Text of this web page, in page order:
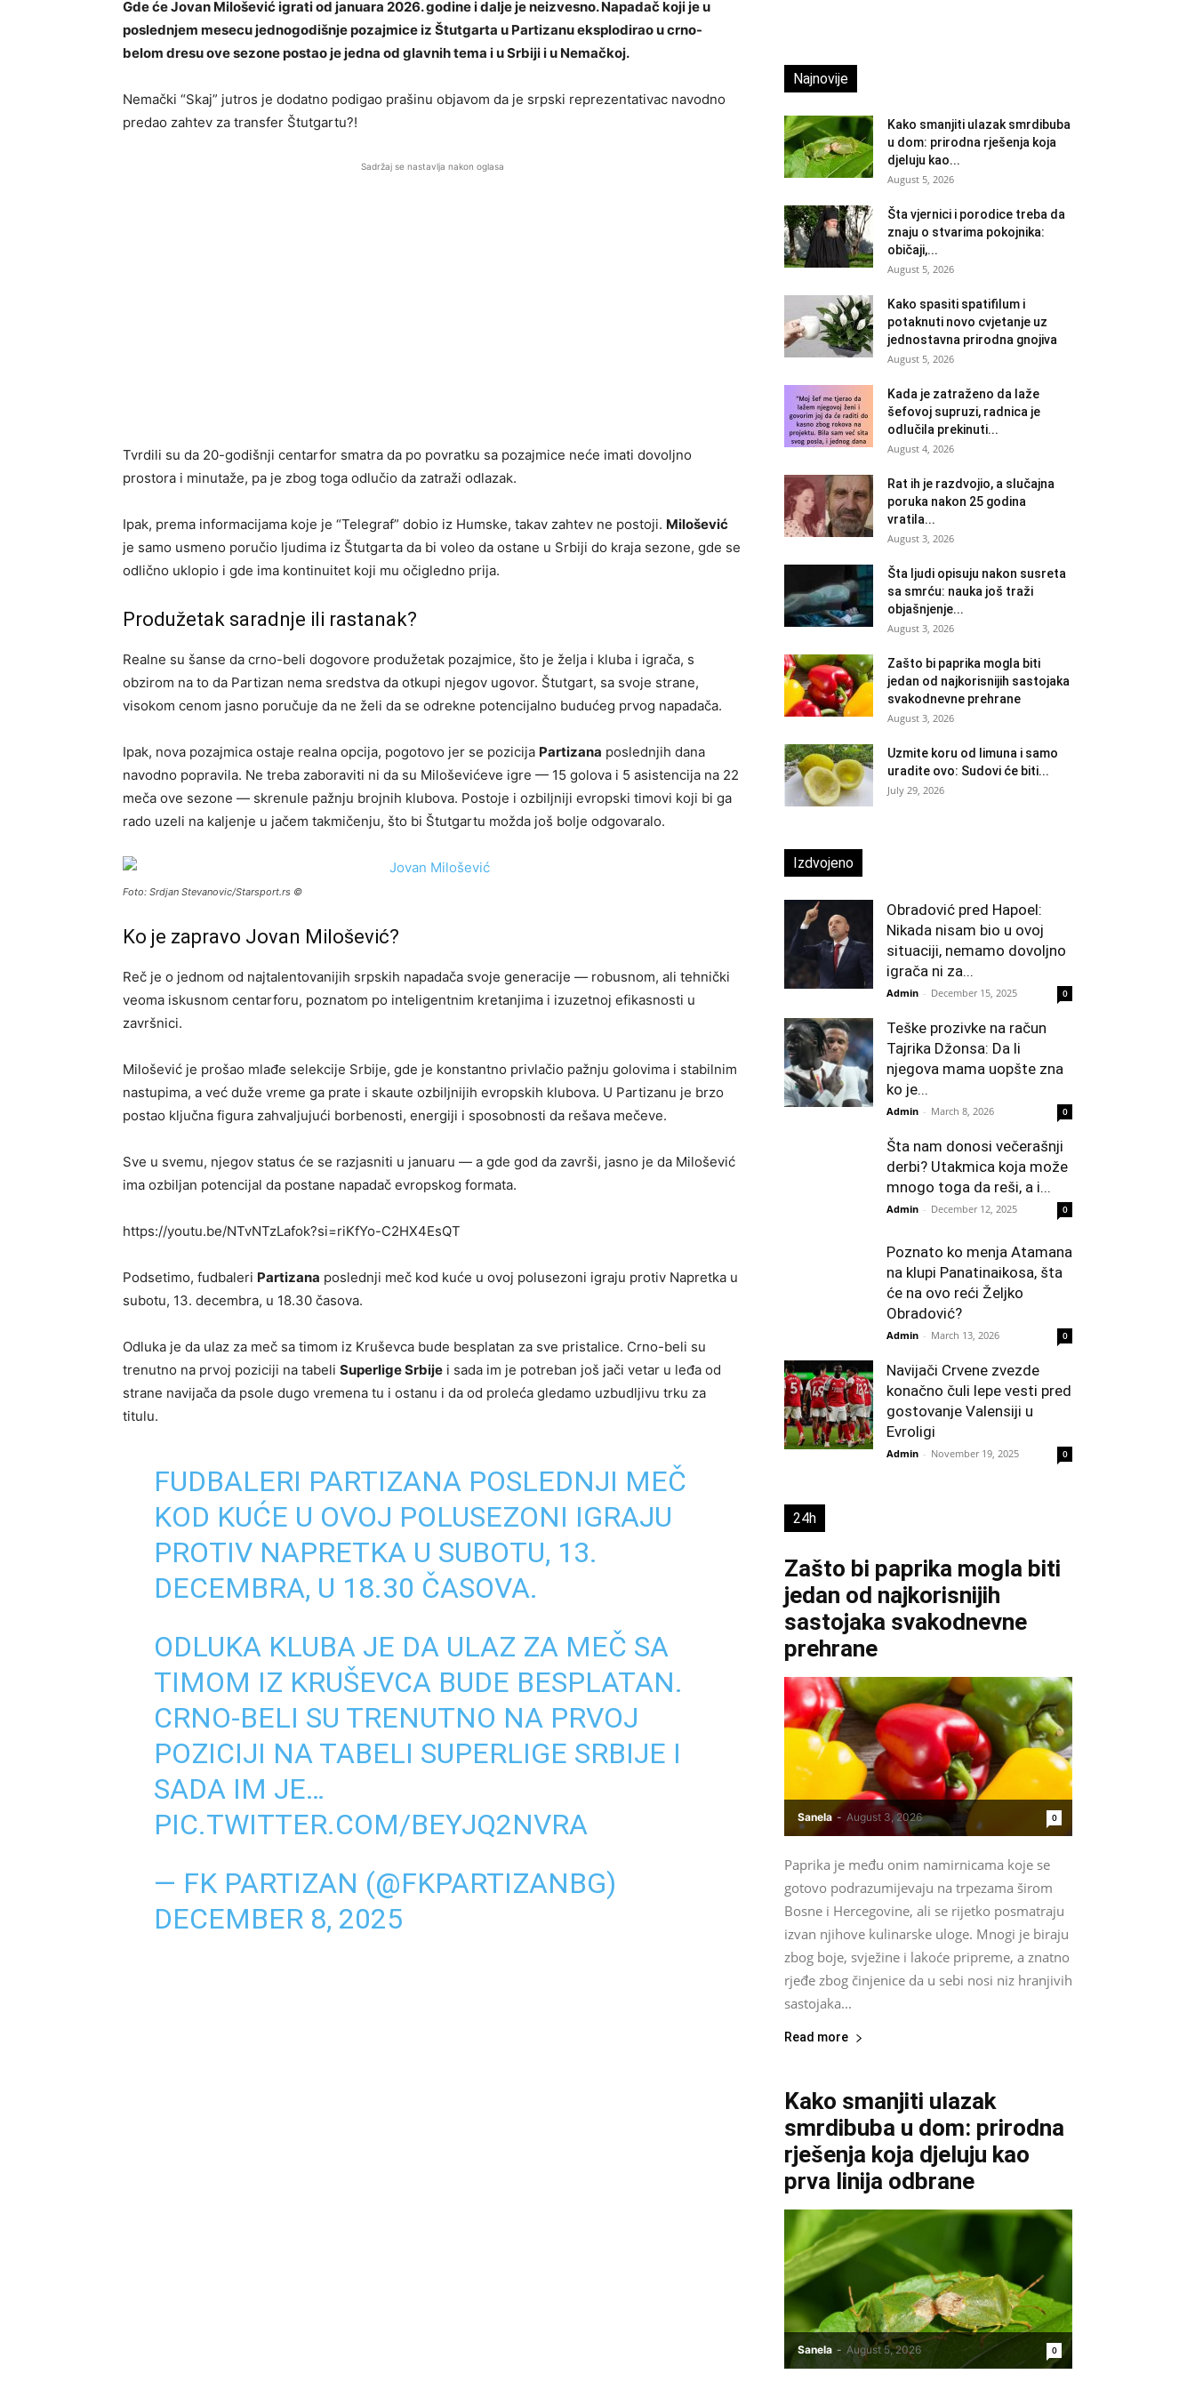
Gde će Jovan Milošević igrati od januara 2026. godine i dalje je neizvesno. Napadač koji je u
poslednjem mesecu jednogodišnje pozajmice iz Štutgarta u Partizanu eksplodirao u crno-
belom dresu ove sezone postao je jedna od glavnih tema i u Srbiji i u Nemačkoj.
Nemački “Skaj” jutros je dodatno podigao prašinu objavom da je srpski reprezentativac navodno
predao zahtev za transfer Štutgartu?!
Sadržaj se nastavlja nakon oglasa
Tvrdili su da 20-godišnji centarfor smatra da po povratku sa pozajmice neće imati dovoljno
prostora i minutaže, pa je zbog toga odlučio da zatraži odlazak.
Ipak, prema informacijama koje je “Telegraf” dobio iz Humske, takav zahtev ne postoji. Milošević
je samo usmeno poručio ljudima iz Štutgarta da bi voleo da ostane u Srbiji do kraja sezone, gde se
odlično uklopio i gde ima kontinuitet koji mu očigledno prija.
Produžetak saradnje ili rastanak?
Realne su šanse da crno-beli dogovore produžetak pozajmice, što je želja i kluba i igrača, s
obzirom na to da Partizan nema sredstva da otkupi njegov ugovor. Štutgart, sa svoje strane,
visokom cenom jasno poručuje da ne želi da se odrekne potencijalno budućeg prvog napadača.
Ipak, nova pozajmica ostaje realna opcija, pogotovo jer se pozicija Partizana poslednjih dana
navodno popravila. Ne treba zaboraviti ni da su Miloševićeve igre — 15 golova i 5 asistencija na 22
meča ove sezone — skrenule pažnju brojnih klubova. Postoje i ozbiljniji evropski timovi koji bi ga
rado uzeli na kaljenje u jačem takmičenju, što bi Štutgartu možda još bolje odgovaralo.
Foto: Srdjan Stevanovic/Starsport.rs ©
Ko je zapravo Jovan Milošević?
Reč je o jednom od najtalentovanijih srpskih napadača svoje generacije — robusnom, ali tehnički
veoma iskusnom centarforu, poznatom po inteligentnim kretanjima i izuzetnoj efikasnosti u
završnici.
Milošević je prošao mlađe selekcije Srbije, gde je konstantno privlačio pažnju golovima i stabilnim
nastupima, a već duže vreme ga prate i skaute ozbiljnijih evropskih klubova. U Partizanu je brzo
postao ključna figura zahvaljujući borbenosti, energiji i sposobnosti da rešava mečeve.
Sve u svemu, njegov status će se razjasniti u januaru — a gde god da završi, jasno je da Milošević
ima ozbiljan potencijal da postane napadač evropskog formata.
https://youtu.be/NTvNTzLafok?si=riKfYo-C2HX4EsQT
Podsetimo, fudbaleri Partizana poslednji meč kod kuće u ovoj polusezoni igraju protiv Napretka u
subotu, 13. decembra, u 18.30 časova.
Odluka je da ulaz za meč sa timom iz Kruševca bude besplatan za sve pristalice. Crno-beli su
trenutno na prvoj poziciji na tabeli Superlige Srbije i sada im je potreban još jači vetar u leđa od
strane navijača da psole dugo vremena tu i ostanu i da od proleća gledamo uzbudljivu trku za
titulu.
FUDBALERI PARTIZANA POSLEDNJI MEČ
KOD KUĆE U OVOJ POLUSEZONI IGRAJU
PROTIV NAPRETKA U SUBOTU, 13.
DECEMBRA, U 18.30 ČASOVA.
ODLUKA KLUBA JE DA ULAZ ZA MEČ SA
TIMOM IZ KRUŠEVCA BUDE BESPLATAN.
CRNO-BELI SU TRENUTNO NA PRVOJ
POZICIJI NA TABELI SUPERLIGE SRBIJE I
SADA IM JE…
PIC.TWITTER.COM/BEYJQ2NVRA
— FK PARTIZAN (@FKPARTIZANBG)
DECEMBER 8, 2025
Najnovije
Kako smanjiti ulazak smrdibuba
u dom: prirodna rješenja koja
djeluju kao...
August 5, 2026
Šta vjernici i porodice treba da
znaju o stvarima pokojnika:
običaji,...
August 5, 2026
Kako spasiti spatifilum i
potaknuti novo cvjetanje uz
jednostavna prirodna gnojiva
August 5, 2026
Kada je zatraženo da laže
šefovoj supruzi, radnica je
odlučila prekinuti...
August 4, 2026
Rat ih je razdvojio, a slučajna
poruka nakon 25 godina
vratila...
August 3, 2026
Šta ljudi opisuju nakon susreta
sa smrću: nauka još traži
objašnjenje...
August 3, 2026
Zašto bi paprika mogla biti
jedan od najkorisnijih sastojaka
svakodnevne prehrane
August 3, 2026
Uzmite koru od limuna i samo
uradite ovo: Sudovi će biti...
July 29, 2026
Izdvojeno
Obradović pred Hapoel:
Nikada nisam bio u ovoj
situaciji, nemamo dovoljno
igrača ni za...
Admin - December 15, 2025 0
Teške prozivke na račun
Tajrika Džonsa: Da li
njegova mama uopšte zna
ko je...
Admin - March 8, 2026 0
Šta nam donosi večerašnji
derbi? Utakmica koja može
mnogo toga da reši, a i...
Admin - December 12, 2025 0
Poznato ko menja Atamana
na klupi Panatinaikosa, šta
će na ovo reći Željko
Obradović?
Admin - March 13, 2026 0
Navijači Crvene zvezde
konačno čuli lepe vesti pred
gostovanje Valensiji u
Evroligi
Admin - November 19, 2025 0
24h
Zašto bi paprika mogla biti
jedan od najkorisnijih
sastojaka svakodnevne
prehrane
Sanela - August 3, 2026 0
Paprika je među onim namirnicama koje se
gotovo podrazumijevaju na trpezama širom
Bosne i Hercegovine, ali se rijetko posmatraju
izvan njihove kulinarske uloge. Mnogi je biraju
zbog boje, svježine i lakoće pripreme, a znatno
rjeđe zbog činjenice da u sebi nosi niz hranjivih
sastojaka...
Read more
Kako smanjiti ulazak
smrdibuba u dom: prirodna
rješenja koja djeluju kao
prva linija odbrane
Sanela - August 5, 2026 0